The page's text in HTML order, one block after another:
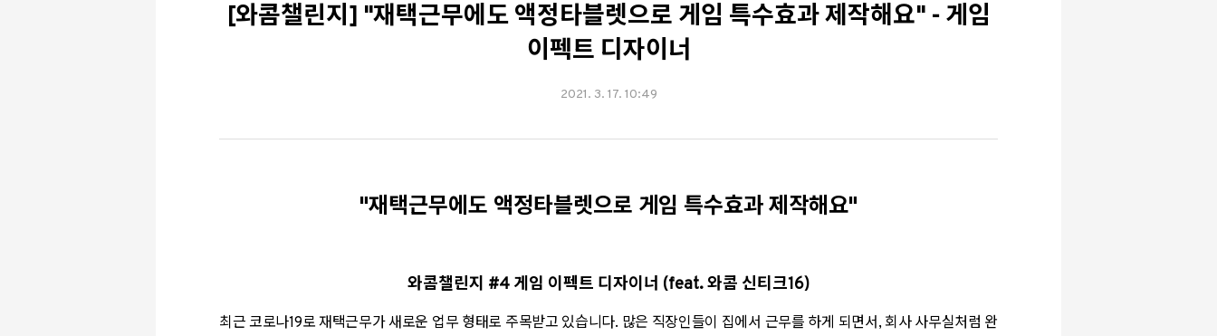
[와콤챌린지] "재택근무에도 액정타블렛으로 게임 특수효과 제작해요" - 게임
이펙트 디자이너
2021. 3. 17. 10:49
"재택근무에도 액정타블렛으로 게임 특수효과 제작해요"
와콤챌린지 #4 게임 이펙트 디자이너 (feat. 와콤 신티크16)
최근 코로나19로 재택근무가 새로운 업무 형태로 주목받고 있습니다. 많은 직장인들이 집에서 근무를 하게 되면서, 회사 사무실처럼 완